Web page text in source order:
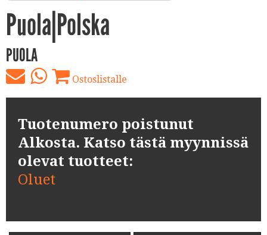
Puola|Polska
PUOLA
Ostoslistalle
Tuotenumero poistunut
Alkosta. Katso tästä myynnissä
olevat tuotteet:
Oluet